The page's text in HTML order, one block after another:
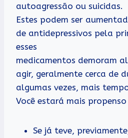
autoagressão ou suicidas.
Estes podem ser
de antidepressivos pela
esses
medicamentos demoram
agir, geralmente cerca de
algumas vezes, mais
Você estará mais
Se já teve,